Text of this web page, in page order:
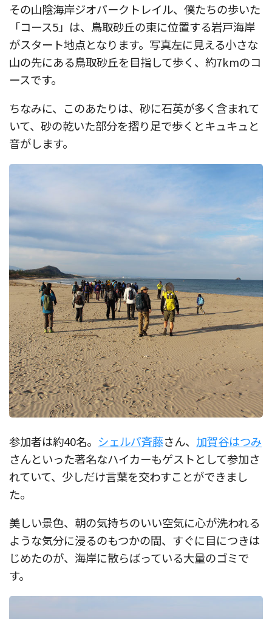
その山陰海岸ジオパークトレイル、僕たちの歩いた
「コース5」は、鳥取砂丘の東に位置する岩戸海岸
がスタート地点となります。写真左に見える小さな
山の先にある鳥取砂丘を目指して歩く、約7kmのコ
ースです。
ちなみに、このあたりは、砂に石英が多く含まれて
いて、砂の乾いた部分を摺り足で歩くとキュキュと
音がします。
参加者は約40名。 シェルパ斉藤さん、 加賀谷はつみ
さんといった著名なハイカーもゲストとして参加さ
れていて、少しだけ言葉を交わすことができまし
た。
美しい景色、朝の気持ちのいい空気に心が洗われる
ような気分に浸るのもつかの間、すぐに目につきは
じめたのが、海岸に散らばっている大量のゴミで
す。